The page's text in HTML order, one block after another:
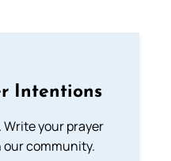
Intentions
Write your prayer
community.